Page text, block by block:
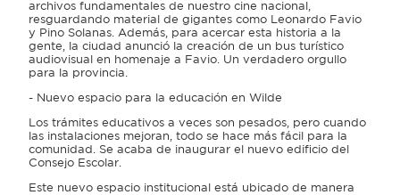
archivos fundamentales de nuestro cine nacional,
resguardando material de gigantes como Leonardo Favio
y Pino Solanas. Además, para acercar esta historia a la
gente, la ciudad anunció la creación de un bus turístico
audiovisual en homenaje a Favio. Un verdadero orgullo
para la provincia.
- Nuevo espacio para la educación en Wilde
Los trámites educativos a veces son pesados, pero cuando
las instalaciones mejoran, todo se hace más fácil para la
comunidad. Se acaba de inaugurar el nuevo edificio del
Consejo Escolar.
Este nuevo espacio institucional está ubicado de manera